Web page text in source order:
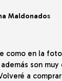
Maldonados
como en la
son
a